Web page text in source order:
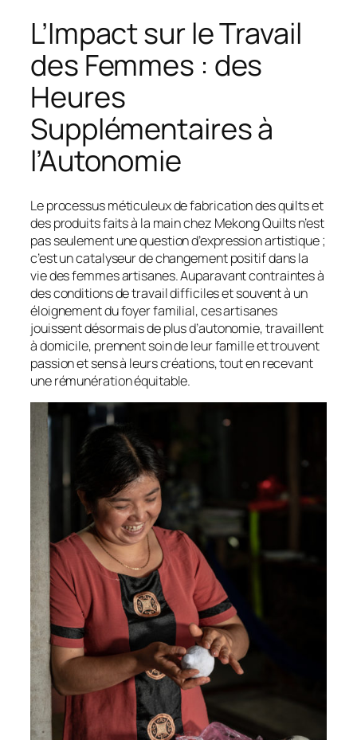
L’Impact sur le Travail
des Femmes : des
Heures
Supplémentaires à
l’Autonomie
Le processus méticuleux de fabrication des quilts et
des produits faits à la main chez Mekong Quilts n’est
pas seulement une question d’expression artistique ;
c’est un catalyseur de changement positif dans la
vie des femmes artisanes. Auparavant contraintes à
des conditions de travail difficiles et souvent à un
éloignement du foyer familial, ces artisanes
jouissent désormais de plus d’autonomie, travaillent
à domicile, prennent soin de leur famille et trouvent
passion et sens à leurs créations, tout en recevant
une rémunération équitable.